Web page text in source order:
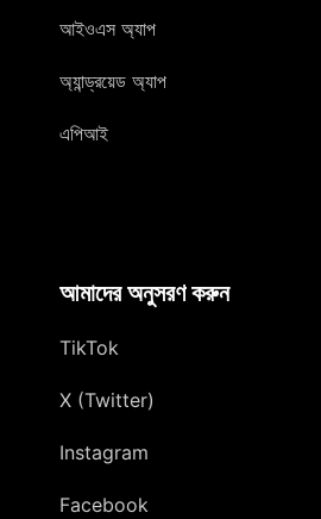
আইওএস অ্যাপ
অ্যান্ড্রয়েড অ্যাপ
এপিআই
আমাদের অনুসরণ করুন
TikTok
X (Twitter)
Instagram
Facebook